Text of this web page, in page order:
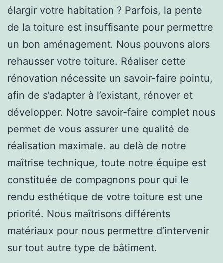
élargir votre habitation ? Parfois, la pente
de la toiture est insuffisante pour permettre
un bon aménagement. Nous pouvons alors
rehausser votre toiture. Réaliser cette
rénovation nécessite un savoir-faire pointu,
afin de s’adapter à l’existant, rénover et
développer. Notre savoir-faire complet nous
permet de vous assurer une qualité de
réalisation maximale. au delà de notre
maîtrise technique, toute notre équipe est
constituée de compagnons pour qui le
rendu esthétique de votre toiture est une
priorité. Nous maîtrisons différents
matériaux pour nous permettre d’intervenir
sur tout autre type de bâtiment.